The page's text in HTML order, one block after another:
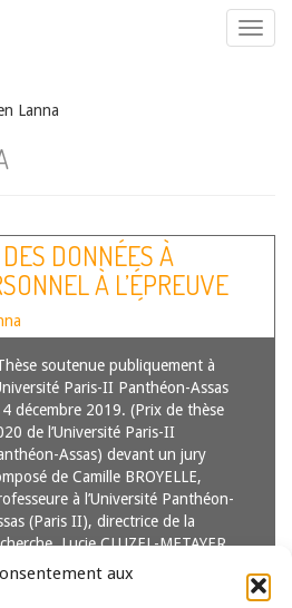
aux
Lanna
DONNÉES À
À L’ÉPREUVE
CONNECTÉE
soutenue publiquement à
Paris-II Panthéon-Assas
4 décembre 2019. (Prix de thèse
de l’Université Paris-II
Assas) devant un jury
de Camille BROYELLE,
à l’Université Panthéon-
(Paris II), directrice de la
Lucie CLUZEL-METAYER,
Lire la suite